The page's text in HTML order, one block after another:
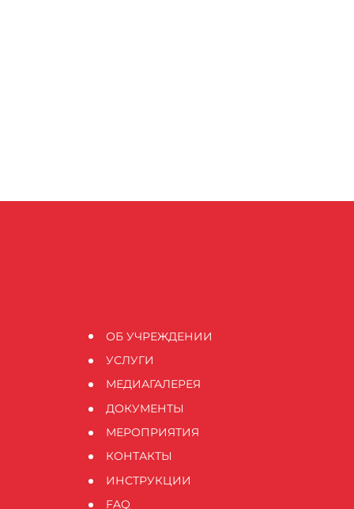
ОБ УЧРЕЖДЕНИИ
УСЛУГИ
МЕДИАГАЛЕРЕЯ
ДОКУМЕНТЫ
МЕРОПРИЯТИЯ
КОНТАКТЫ
ИНСТРУКЦИИ
FAQ